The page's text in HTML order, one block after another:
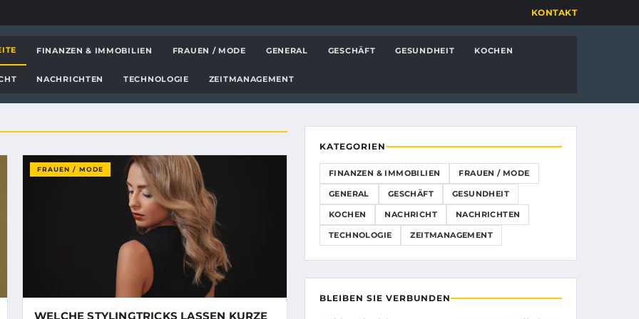
Tipps und Einblicke KONTAKT
FINANZEN & IMMOBILIEN FRAUEN / MODE GENERAL GESCHÄFT GESUNDHEIT KOCHEN
NACHRICHTEN TECHNOLOGIE ZEITMANAGEMENT
FRAUEN / MODE
WELCHE STYLINGTRICKS LASSEN KURZE
KATEGORIEN
FINANZEN & IMMOBILIEN FRAUEN / MODE
GENERAL GESCHÄFT GESUNDHEIT
KOCHEN NACHRICHT NACHRICHTEN
TECHNOLOGIE ZEITMANAGEMENT
BLEIBEN SIE VERBUNDEN